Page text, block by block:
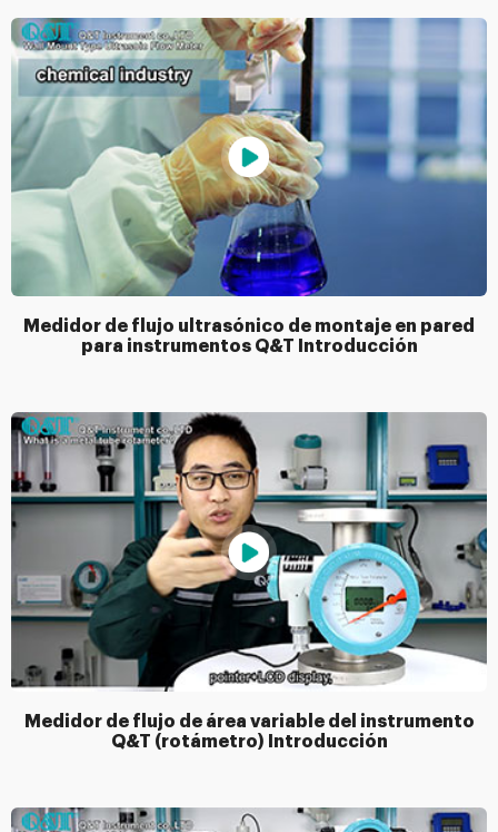
Medidor de flujo ultrasónico de montaje en pared
para instrumentos Q&T Introducción
Medidor de flujo de área variable del instrumento
Q&T (rotámetro) Introducción